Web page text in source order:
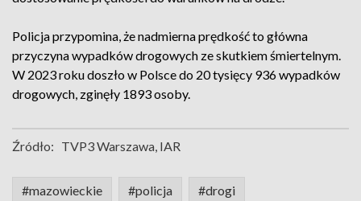
Policja przypomina, że nadmierna prędkość to główna
przyczyna wypadków drogowych ze skutkiem śmiertelnym.
W 2023 roku doszło w Polsce do 20 tysięcy 936 wypadków
drogowych, zginęły 1893 osoby.
Źródło: TVP3 Warszawa, IAR
#mazowieckie #policja #drogi